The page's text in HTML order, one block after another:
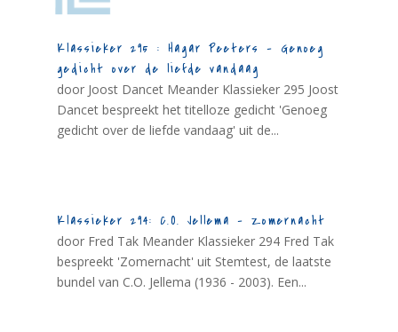
Klassieker 295 : Hagar Peeters – Genoeg
gedicht over de liefde vandaag
door Joost Dancet Meander Klassieker 295 Joost
Dancet bespreekt het titelloze gedicht 'Genoeg
gedicht over de liefde vandaag' uit de...
Klassieker 294: C.O. Jellema – Zomernacht
door Fred Tak Meander Klassieker 294 Fred Tak
bespreekt 'Zomernacht' uit Stemtest, de laatste
bundel van C.O. Jellema (1936 - 2003). Een...